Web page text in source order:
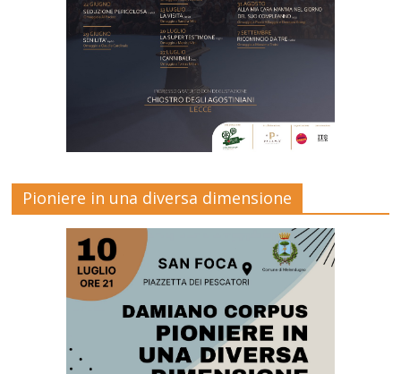
Pioniere in una diversa dimensione